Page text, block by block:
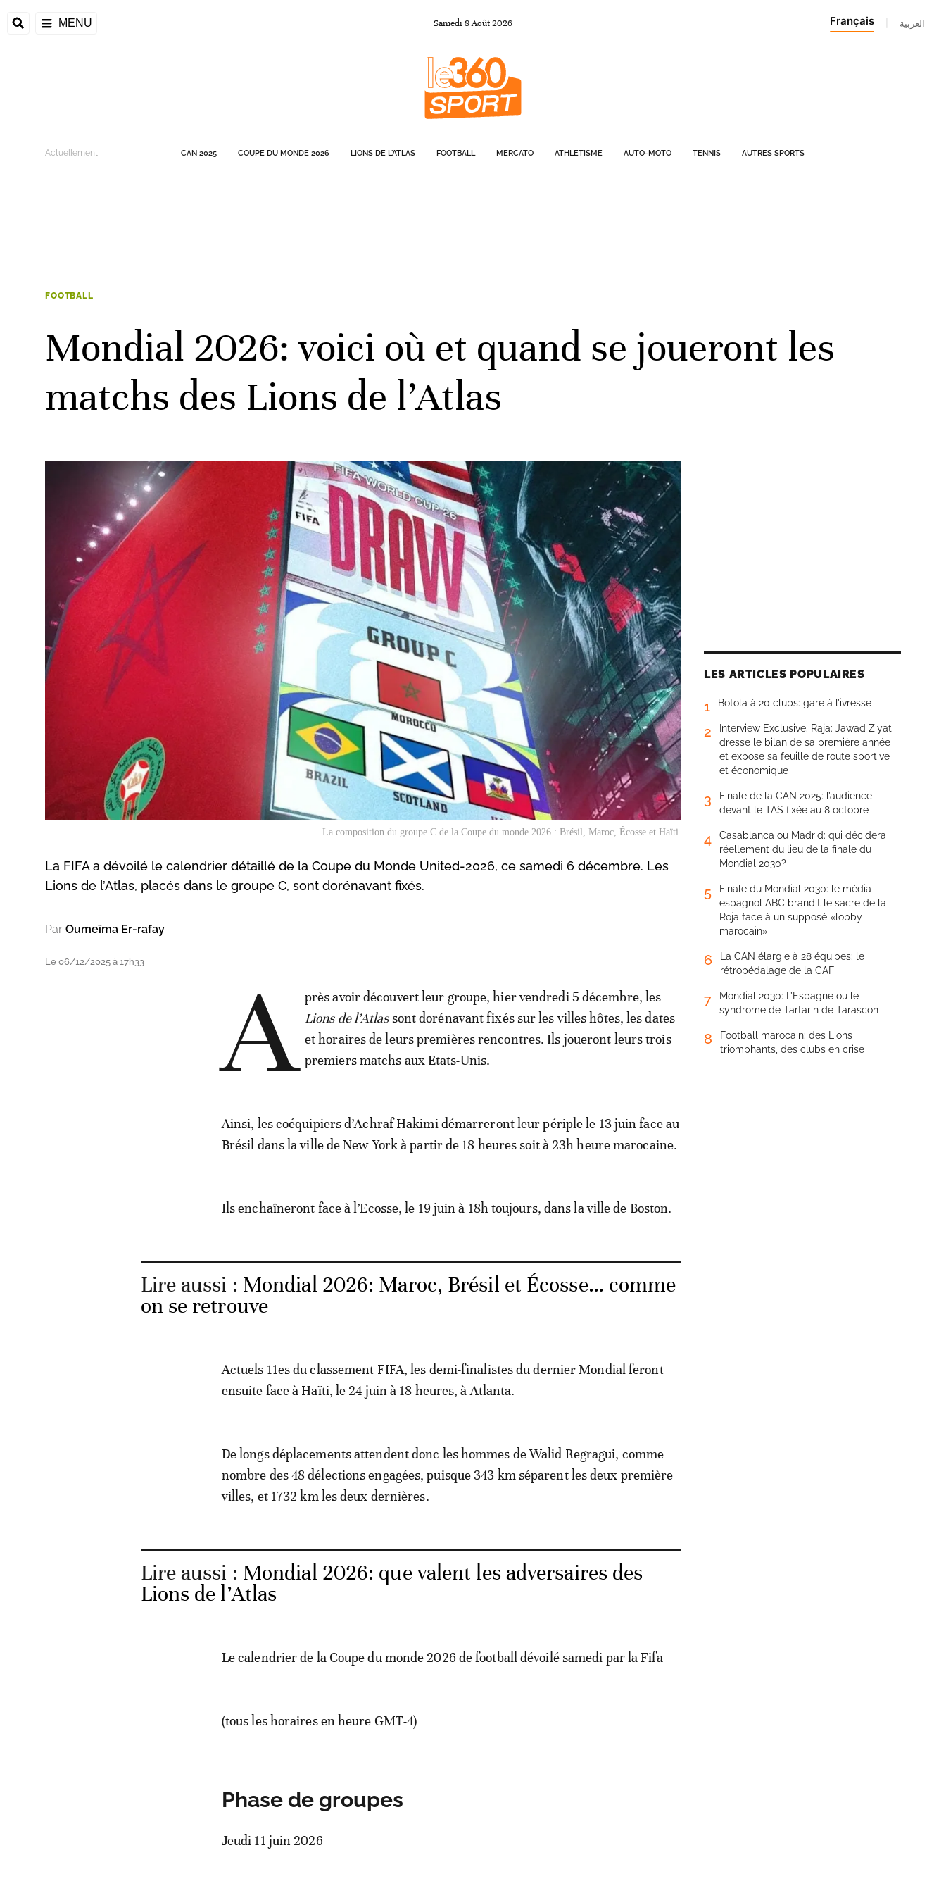
MENU Samedi 8Août2026 Français العربية
de la CAF
Actuellement CAN 2025 COUPE DU MONDE 2026 LIONS DE L'ATLAS FOOTBALL MERCATO ATHLÉTISME AUTO-MOTO TENNIS AUTRES SPORTS
FOOTBALL
Mondial 2026: voici où et quand se joueront les
matchs des Lions de l’Atlas
La composition du groupe C de la Coupe du monde 2026 : Brésil, Maroc, Écosse et Haïti.
La FIFA a dévoilé le calendrier détaillé de la Coupe du Monde United-2026, ce samedi 6 décembre. Les
Lions de l’Atlas, placés dans le groupe C, sont dorénavant fixés.
Par Oumeïma Er-rafay
Le 06/12/2025 à 17h33 A près avoir découvert leur groupe, hier vendredi 5 décembre, les
Lions de l’Atlassont dorénavant fixés sur les villes hôtes, les dates
et horaires de leurs premières rencontres. Ils joueront leurs trois
premiers matchs aux Etats-Unis.
Ainsi, les coéquipiers d’Achraf Hakimi démarreront leur périple le 13 juin face au
Brésil dans la ville de New York à partir de 18 heures soit à 23h heure marocaine.
Ils enchaîneront face à l’Ecosse, le 19 juin à 18h toujours, dans la ville de Boston.
Lire aussi : Mondial 2026: Maroc, Brésil et Écosse… comme
on se retrouve
Actuels 11es du classement FIFA, les demi-finalistes du dernier Mondial feront
ensuite face à Haïti, le 24 juin à 18 heures, à Atlanta.
De longs déplacements attendent donc les hommes de Walid Regragui, comme
nombre des 48 délections engagées, puisque 343 km séparent les deux première
villes, et 1732 km les deux dernières.
Lire aussi : Mondial 2026: que valent les adversaires des
Lions de l’Atlas
Le calendrier de la Coupe du monde 2026 de football dévoilé samedi par la Fifa
(tous les horaires en heure GMT-4)
Phase de groupes
Jeudi 11 juin 2026
LES ARTICLES POPULAIRES
1 Botola à 20 clubs: gare à l’ivresse
2
Interview Exclusive. Raja: Jawad Ziyat
dresse le bilan de sa première année
et expose sa feuille de route sportive
et économique
3
Finale de la CAN 2025: l’audience
devant le TAS fixée au 8 octobre
4
Casablanca ou Madrid: qui décidera
réellement du lieu de la finale du
Mondial 2030?
5
Finale du Mondial 2030: le média
espagnol ABC brandit le sacre de la
Roja face à un supposé «lobby
marocain»
6
La CAN élargie à 28 équipes: le
rétropédalage de la CAF
7
Mondial 2030: L’Espagne ou le
syndrome de Tartarin de Tarascon
8
Football marocain: des Lions
triomphants, des clubs en crise